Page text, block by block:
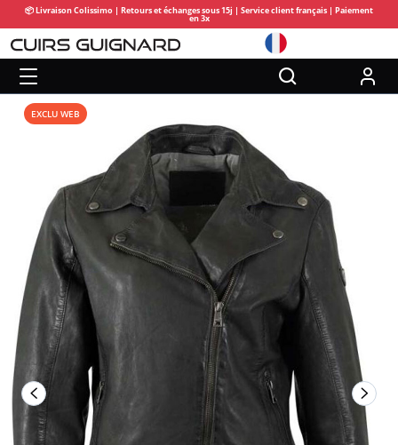
📦 Livraison Colissimo | Retours et échanges sous 15j | Service client français | Paiement
en 3x
EXCLU WEB